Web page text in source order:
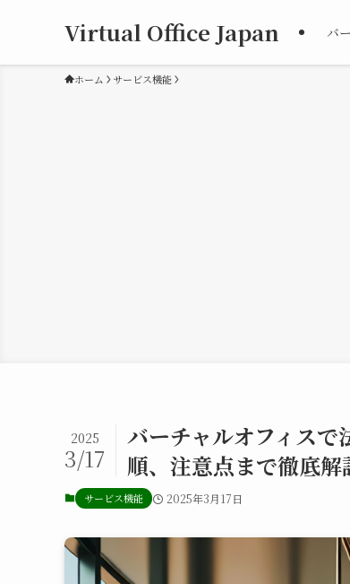
Virtual Office Japan バ
ホーム サービス機能
バーチャルオフィス
順、注意点まで徹底解
2025
3/17
サービス機能 2025年3月17日